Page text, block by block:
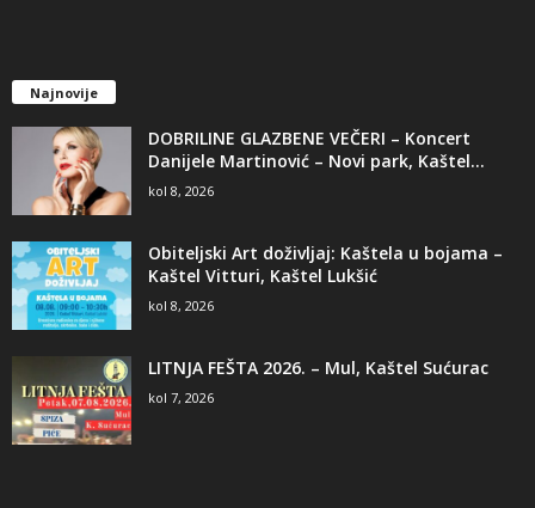
Najnovije
DOBRILINE GLAZBENE VEČERI – Koncert
Danijele Martinović – Novi park, Kaštel...
kol 8, 2026
Obiteljski Art doživljaj: Kaštela u bojama –
Kaštel Vitturi, Kaštel Lukšić
kol 8, 2026
LITNJA FEŠTA 2026. – Mul, Kaštel Sućurac
kol 7, 2026